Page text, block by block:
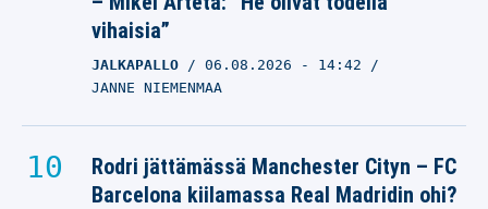
vihaisia”
JALKAPALLO 06.08.2026 - 14:42
JANNE NIEMENMAA
Rodri jättämässä Manchester Cityn – FC
Barcelona kiilamassa Real Madridin ohi?